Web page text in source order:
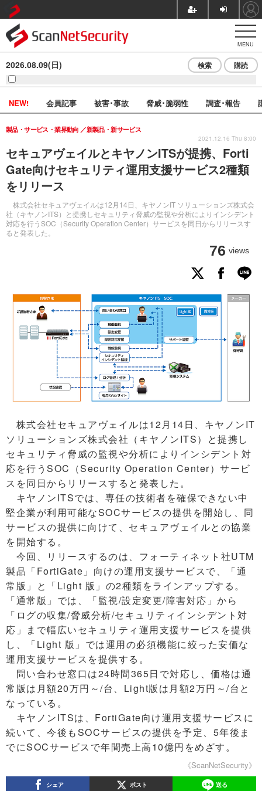
MENU
2026.08.09(日) 検索 購読
NEW! 会員記事 被害･事故 脅威･脆弱性 調査･報告
セキュアヴェイルとキヤノンITSが提携、Forti
Gate向けセキュリティ運用支援サービス2種類
をリリース
株式会社セキュアヴェイルは12月14日、キヤノンIT ソリューションズ株式会
社（キヤノンITS）と提携しセキュリティ脅威の監視や分析によりインシデント
対応を行うSOC（Security Operation Center）サービスを同日からリリースす
ると発表した。
製品・サービス・業界動向 新製品・新サービス
76 views
2021.12.16 Thu 8:00
株式会社セキュアヴェイルは12月14日、キヤノンIT
ソリューションズ株式会社（キヤノンITS）と提携し
セキュリティ脅威の監視や分析によりインシデント対
応を行うSOC（Security Operation Center）サービ
スを同日からリリースすると発表した。
キヤノンITSでは、専任の技術者を確保できない中
堅企業が利用可能なSOCサービスの提供を開始し、同
サービスの提供に向けて、セキュアヴェイルとの協業
を開始する。
今回、リリースするのは、フォーティネット社UTM
製品「FortiGate」向けの運用支援サービスで、「通
常版」と「Light 版」の2種類をラインアップする。
「通常版」では、「監視/設定変更/障害対応」から
「ログの収集/脅威分析/セキュリティインシデント対
応」まで幅広いセキュリティ運用支援サービスを提供
し、「Light 版」では運用の必須機能に絞った安価な
運用支援サービスを提供する。
問い合わせ窓口は24時間365日で対応し、価格は通
常版は月額20万円～/台、Light版は月額2万円～/台と
なっている。
キヤノンITSは、FortiGate向け運用支援サービスに
続いて、今後もSOCサービスの提供を予定、5年後ま
でにSOCサービスで年間売上高10億円をめざす。
《ScanNetSecurity》
シェア ポスト 送る